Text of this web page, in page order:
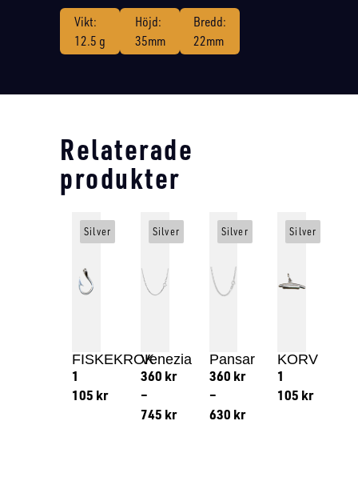
Vikt:
12.5 g
Höjd:
35mm
Bredd:
22mm
Relaterade
produkter
FISKEKROK
1
105 kr
Silver
Venezia
360 kr
–
745 kr
Silver
Pansar
360 kr
–
630 kr
Silver
KORV
1
105 kr
Silver